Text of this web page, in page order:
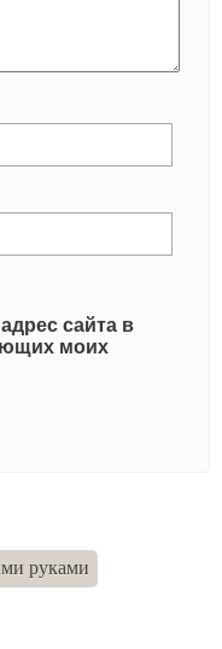
сайта в
моих
руками